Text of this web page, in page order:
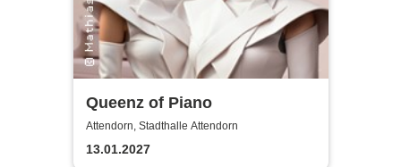
Queenz of Piano
Attendorn, Stadthalle Attendorn
13.01.2027